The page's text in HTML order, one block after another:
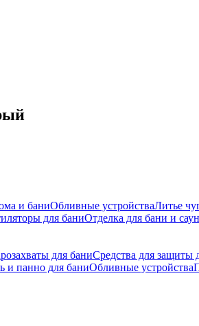
и баниОбливные устройстваЛитье
для баниОтделка для бани и
для баниСредства для защиты
и панно для баниОбливные устройства